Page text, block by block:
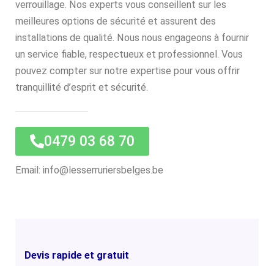
verrouillage. Nos experts vous conseillent sur les
meilleures options de sécurité et assurent des
installations de qualité. Nous nous engageons à fournir
un service fiable, respectueux et professionnel. Vous
pouvez compter sur notre expertise pour vous offrir
tranquillité d’esprit et sécurité.
0479 03 68 70
Email: info@lesserruriersbelges.be
Devis rapide et gratuit